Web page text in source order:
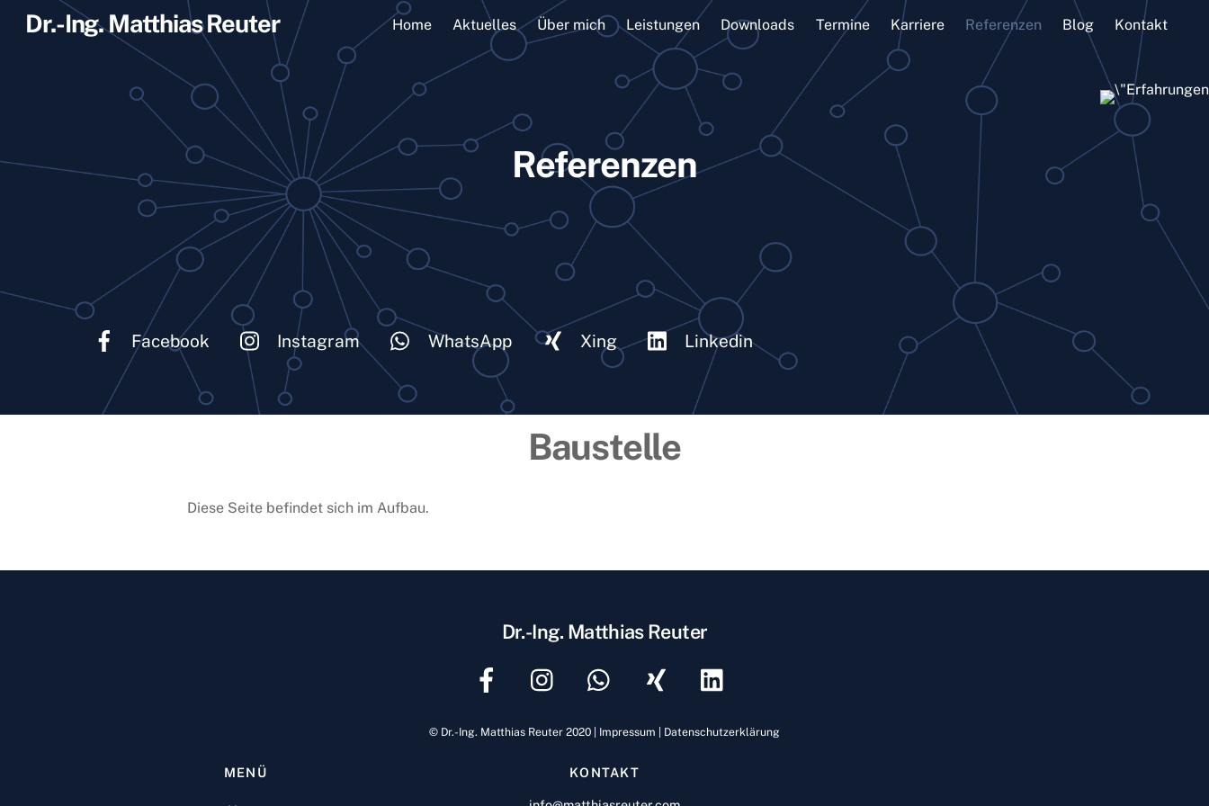
SkipDr.-Ing. Matthias Reuter Home Aktuelles Über mich Leistungen Downloads Termine Karriere Referenzen Blog Kontakt
Referenzen
Facebook Instagram WhatsApp Xing Linkedin
Baustelle
Diese Seite befindet sich im Aufbau.
Dr.-Ing. Matthias Reuter
© Dr.-Ing. Matthias Reuter 2020 Impressum Datenschutzerklärung
MENÜ KONTAKT